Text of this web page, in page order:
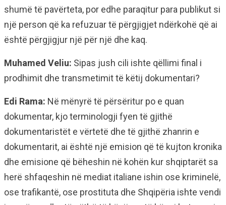
shumë të pavërteta, por edhe paraqitur para publikut si
një person që ka refuzuar të përgjigjet ndërkohë që ai
është përgjigjur një për një dhe kaq.
Muhamed Veliu: Sipas jush cili ishte qëllimi final i
prodhimit dhe transmetimit të këtij dokumentari?
Edi Rama: Në mënyrë të përsëritur po e quan
dokumentar, kjo terminologji fyen të gjithë
dokumentaristët e vërtetë dhe të gjithë zhanrin e
dokumentarit, ai është një emision që të kujton kronika
dhe emisione që bëheshin në kohën kur shqiptarët sa
herë shfaqeshin në mediat italiane ishin ose kriminelë,
ose trafikantë, ose prostituta dhe Shqipëria ishte vendi